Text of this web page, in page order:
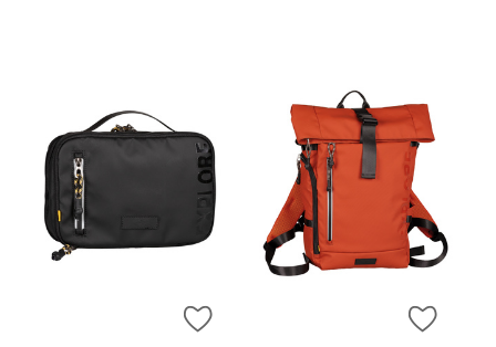
ZUR WUNSCHLISTE HINZUFÜGEN
ZUR